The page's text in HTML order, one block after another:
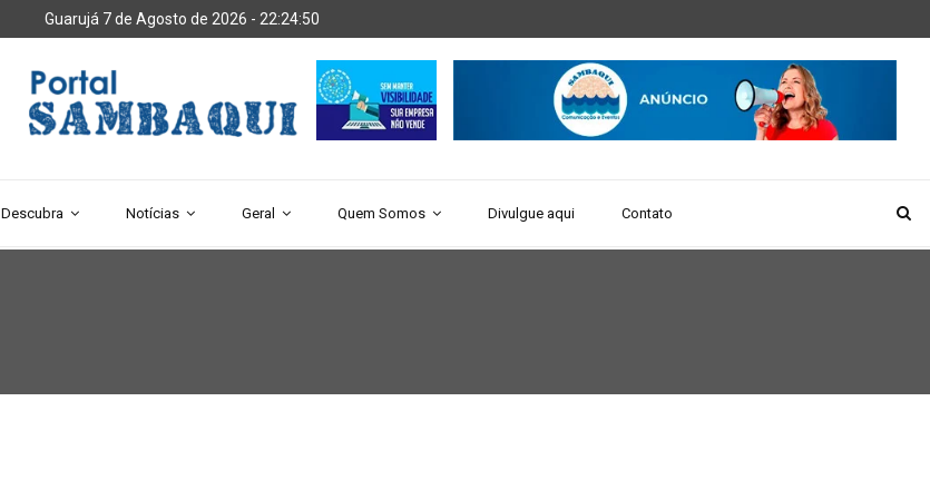
Guarujá 7 de Agosto de 2026 - 22:24:50
Descubra Notícias Geral Quem Somos Divulgue aqui Contato